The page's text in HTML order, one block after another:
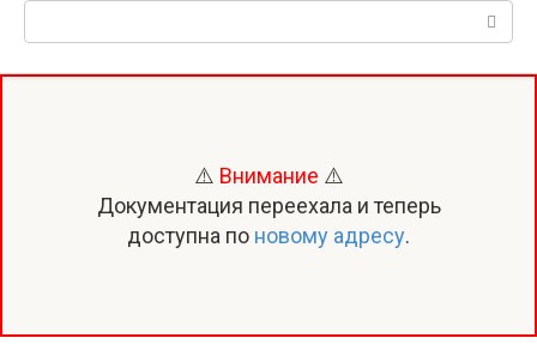
⚠️ Внимание ⚠️
Документация переехала и теперь
доступна по новому адресу.